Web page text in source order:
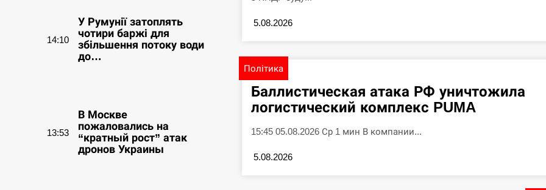
14:10
У Румунії затоплять
чотири баржі для
збільшення потоку води
до…
13:53
В Москве
пожаловались на
“кратный рост” атак
дронов Украины
5.08.2026
Політика
Баллистическая атака РФ уничтожила
логистический комплекс PUMA
15:45 05.08.2026 Ср 1 мин В компании...
5.08.2026